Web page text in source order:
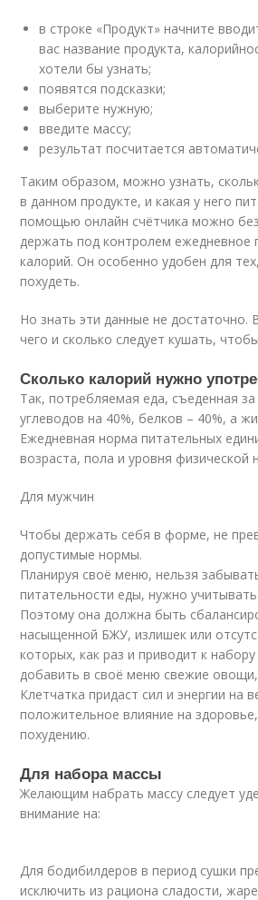
в строке «Продукт» начните
вас название продукта,
хотели бы узнать;
появятся подсказки;
выберите нужную;
введите массу;
результат посчитается
Таким образом, можно узнать,
в данном продукте, и какая у него
помощью онлайн счётчика можно
держать под контролем ежедневное
калорий. Он особенно удобен для
похудеть.
Но знать эти данные не достаточно.
чего и сколько следует кушать,
Сколько калорий нужно
Так, потребляемая еда, съеденная
углеводов на 40%, белков – 40%, а
Ежедневная норма питательных
возраста, пола и уровня физической
Для мужчин
Чтобы держать себя в форме, не
допустимые нормы.
Планируя своё меню, нельзя
питательности еды, нужно
Поэтому она должна быть
насыщенной БЖУ, излишек или
которых, как раз и приводит к
добавить в своё меню свежие
Клетчатка придаст сил и энергии на
положительное влияние на
похудению.
Для набора массы
Желающим набрать массу следует
внимание на:
Для бодибилдеров в период сушки
исключить из рациона сладости,